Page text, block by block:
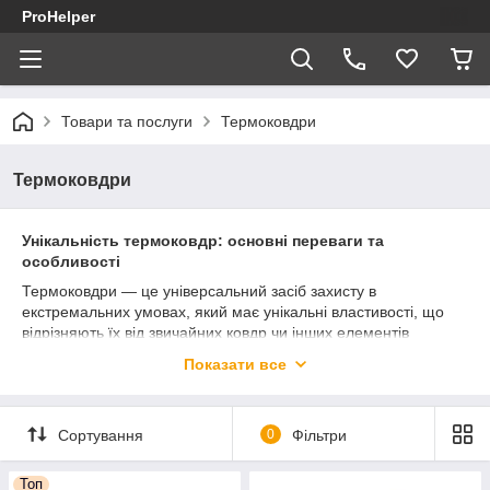
ProHelper
Товари та послуги Термоковдри
Термоковдри
Унікальність термоковдр: основні переваги та
особливості
Термоковдри — це універсальний засіб захисту в
екстремальних умовах, який має унікальні властивості, що
відрізняють їх від звичайних ковдр чи інших елементів
помічником для туристів, військових, рятувальників та всіх,
1. Утримання тепла
Термоковдри виготовляються з матеріалів, які відбивають
теплове випромінювання тіла (зазвичай це алюмінієва
Показати все
Сортування 0 Фільтри
Топ